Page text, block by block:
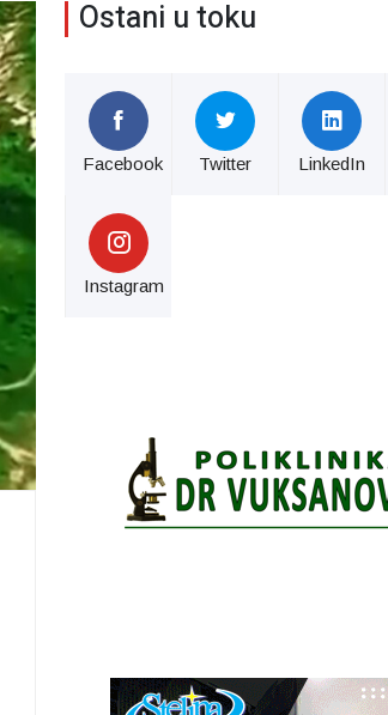
Ostani u toku
Facebook Twitter LinkedIn
Instagram